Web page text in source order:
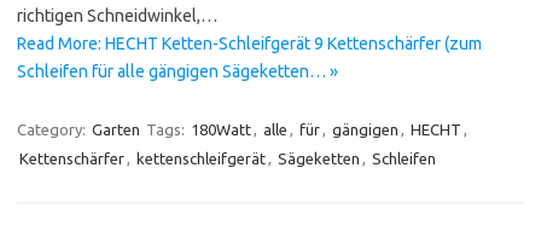
richtigen Schneidwinkel,…
Read More: HECHT Ketten-Schleifgerät 9 Kettenschärfer (zum
Schleifen für alle gängigen Sägeketten… »
Category: Garten Tags: 180Watt, alle , für, gängigen , HECHT ,
Kettenschärfer, kettenschleifgerät, Sägeketten , Schleifen